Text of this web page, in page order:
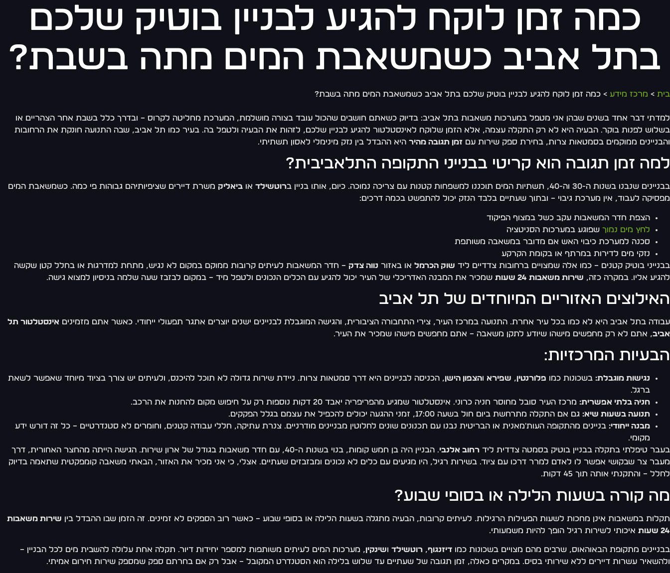
כמה זמן לוקח להגיע לבניין בוטיק שלכם
בתל אביב כשמשאבת המים מתה בשבת?
בית > מרכז מידע > כמה זמן לוקח להגיע לבניין בוטיק שלכם בתל אביב כשמשאבת המים מתה בשבת?
למדתי דבר אחד בשנים שבהן אני מטפל במערכות משאבות בתל אביב: בדיוק כשאתם חושבים שהכול עובד בצורה מושלמת, המערכת מחליטה לקרוס – ובדרך כלל בשבת אחר הצהריים או
בשלוש לפנות בוקר. הבעיה היא לא רק התקלה עצמה, אלא הזמן שלוקח לאינסטלטור להגיע לבניין שלכם, לזהות את הבעיה ולטפל בה. בעיר כמו תל אביב, שבה התנועה חונקת את הרחובות
והבניינים ממוקמים בסמטאות צרות, בחירת ספק שירות עם זמן תגובה מהיר היא ההבדל בין נזק מינימלי לאסון תשתיתי.
למה זמן תגובה הוא קריטי בבנייני התקופה התלאביבית?
בבניינים שנבנו בשנות ה-30 וה-40, תשתיות המים תוכננו למשפחות קטנות עם צריכה נמוכה. כיום, אותו בניין ב רוטשילד או ביאליק משרת דיירים שציפיותיהם גבוהות פי כמה. כשמשאבת המים
מפסיקה לעבוד, אין מערכת גיבוי – ובתוך שעתיים בלבד הנזק יכול להתפשט בכמה דרכים:
הצפת חדר המשאבות עקב כשל במצוף הפיקוד
לחץ מים נמוך שפוגע במערכות הסניטציה
סכנה למערכת כיבוי האש אם מדובר במשאבה משותפת
נזקי מים לדירות במרתף או בקומת הקרקע
בבנייני בוטיק קטנים – כמו אלה שמצויים ברחובות צדדיים ליד שוק הכרמל או באזור נווה צדק – חדר המשאבות לעיתים קרובות ממוקם במקום לא נגיש, מתחת למדרגות או בחלל קטן שקשה
להגיע אליו. במקרה כזה, שירות משאבות 24 שעות שמכיר את המבנה האדריכלי של העיר יכול להגיע עם הכלים הנכונים ולטפל מיד – במקום לבזבז שעה שלמה בניסיון למצוא גישה.
האילוצים האזוריים המיוחדים של תל אביב
עבודה בתל אביב היא לא כמו בכל עיר אחרת. התנועה במרכז העיר, צירי התחבורה הציבורית, והגישה המוגבלת לבניינים ישנים יוצרים אתגר תפעולי ייחודי. כאשר אתם מזמינים אינסטלטור תל
אביב, אתם לא רק מחפשים מישהו שיודע לתקן משאבה – אתם מחפשים מישהו שמכיר את העיר.
הבעיות המרכזיות:
נגישות מוגבלת: בשכונות כמו פלורנטין, שפירא והצפון הישן, הכניסה לבניינים היא דרך סמטאות צרות. ניידת שירות גדולה לא תוכל להיכנס, ולעיתים יש צורך בציוד מיוחד שאפשר לשאת
ברגל.
חניה בלתי אפשרית: מרכז העיר סובל מחוסר חניה כרוני. אינסטלטור שמגיע מהפריפריה יאבד 20 דקות נוספות רק על חיפוש מקום להחנות את הרכב.
תנועה בשעות שיא: גם אם התקלה מתרחשת ביום חול בשעה 17:00, זמני ההגעה יכולים להכפיל את עצמם בגלל הפקקים.
מבנה ייחודי: בניינים מהתקופה העות'מאנית או הבריטית נבנו עם תכנונים שונים לחלוטין מבניינים מודרניים. צנרת עתיקה, חללי עבודה קטנים, וחומרים לא סטנדרטיים – כל זה דורש ידע
מקומי.
בעבר טיפלתי בתקלה בבניין בוטיק בסמטה צדדית ליד רחוב אלנבי
. הבניין היה בן חמש קומות, בנוי בשנות ה-40, עם חדר משאבות בגודל של ארון שירות. הגישה הייתה מהחצר האחורית, דרך
מעבר צר שבקושי אפשר לו לאדם למרר דרכו עם ציוד. בשירות רגיל, היו מגיעים עם כלים לא נכונים ומבזבזים שעתיים. אצלי, כי אני מכיר את האזור, הבאתי משאבה קומפקטית שתאמה בדיוק
לחלל – והתקנתי אותה תוך 45 דקות.
מה קורה בשעות הלילה או בסופי שבוע?
תקלות במשאבות אינן מחכות לשעות הפעילות הרגילות. לעיתים קרובות, הבעיה מתגלה בשעות הלילה או בסופי שבוע – כאשר רוב הספקים לא זמינים. זה הזמן שבו ההבדל בין שירות משאבות
24 שעות
איכותי לשירות רגיל הופך להיות משמעותי.
בבניינים מתקופת הבאוהאוס, שרבים מהם מצויים בשכונות כמו דיזנגוף, רוטשילד ושינקין, מערכות המים לעיתים משותפות למספר יחידות דיור. תקלה אחת עלולה להשבית מים לכל הבניין –
ולהשאיר עשרות דיירים ללא שירותי בסיס. במקרים כאלה, זמן תגובה של שעתיים עד שלוש בלילה הוא הסטנדרט המקובל – אבל רק אם בחרתם ספק שמספק שירות חירום אמיתי.